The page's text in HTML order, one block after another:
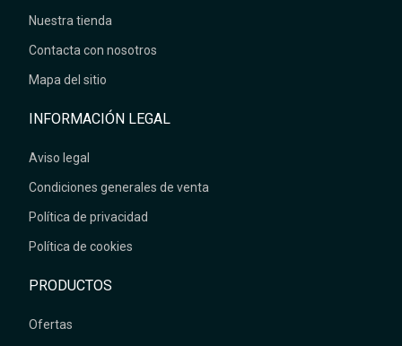
Nuestra tienda
Contacta con nosotros
Mapa del sitio
INFORMACIÓN LEGAL
Aviso legal
Condiciones generales de venta
Política de privacidad
Política de cookies
PRODUCTOS
Ofertas